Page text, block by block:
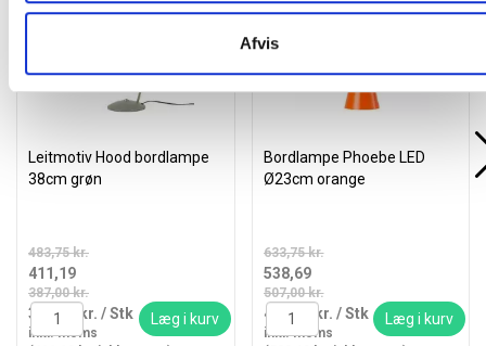
Afvis
Spar 15%
Spar 15%
Leitmotiv Hood bordlampe
38cm grøn
483,75 kr.
411,19
387,00 kr.
328,95 kr. / Stk
inkl. moms
Læg i kurv
Spar 15%
Spar 15%
Bordlampe Phoebe LED
Ø23cm orange
633,75 kr.
538,69
507,00 kr.
430,95 kr. / Stk
inkl. moms
Læg i kurv